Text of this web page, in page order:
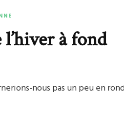
à fond
nous pas un peu en